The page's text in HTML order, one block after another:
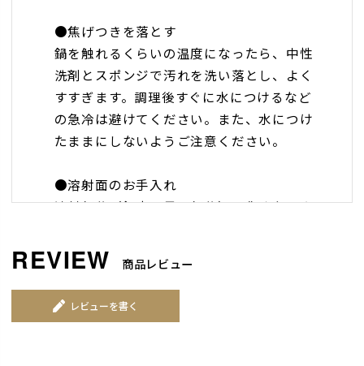
●焦げつきを落とす
鍋を触れるくらいの温度になったら、中性
洗剤とスポンジで汚れを洗い落とし、よく
すすぎます。調理後すぐに水につけるなど
の急冷は避けてください。また、水につけ
たままにしないようご注意ください。
●溶射面のお手入れ
溶射部分（鍋底の黒い部分）を傷めないよ
汚れを落とし、しっかり乾燥させてから収
納してください。また、以下の状態でのご
使用はお控えください。
・溶射面が濡れた状態で火にかける
商品レビュー
レビューを書く